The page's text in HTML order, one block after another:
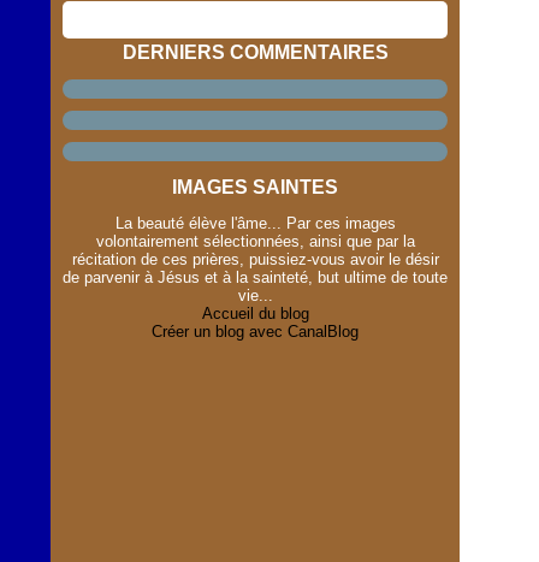
DERNIERS COMMENTAIRES
IMAGES SAINTES
La beauté élève l'âme... Par ces images
volontairement sélectionnées, ainsi que par la
récitation de ces prières, puissiez-vous avoir le désir
de parvenir à Jésus et à la sainteté, but ultime de toute
vie...
Accueil du blog
Créer un blog avec CanalBlog